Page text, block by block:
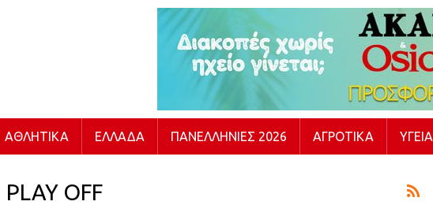
ΑΘΛΗΤΙΚΆ ΕΛΛΆΔΑ ΠΑΝΕΛΛΉΝΙΕΣ 2026 ΑΓΡΟΤΙΚΆ ΥΓΕΊΑ
PLAY OFF